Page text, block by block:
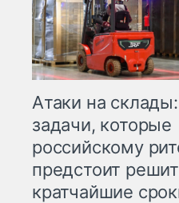
Атаки на
задачи, которые
российскому
предстоит
кратчайшие